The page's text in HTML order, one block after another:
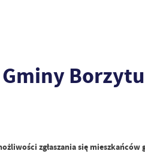
zgłaszania się